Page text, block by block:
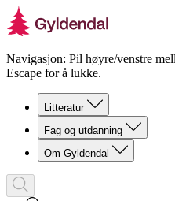
Navigasjon: Pil høyre/venstre
Escape for å lukke.
Litteratur
Fag og utdanning
Om Gyldendal